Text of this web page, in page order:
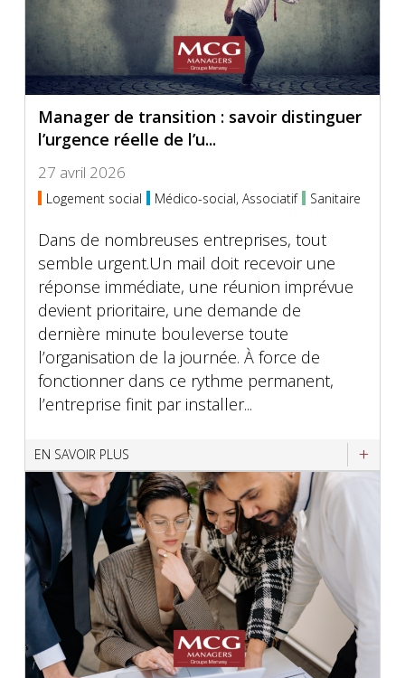
Manager de transition : savoir distinguer
l’urgence réelle de l’u...
27 avril 2026
Logement social Médico-social, Associatif Sanitaire
Dans de nombreuses entreprises, tout
semble urgent.Un mail doit recevoir une
réponse immédiate, une réunion imprévue
devient prioritaire, une demande de
dernière minute bouleverse toute
l’organisation de la journée. À force de
fonctionner dans ce rythme permanent,
l’entreprise finit par installer...
EN SAVOIR PLUS